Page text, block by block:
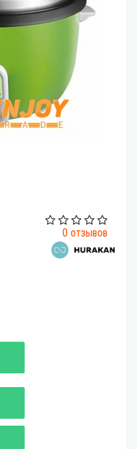
0 отзывов